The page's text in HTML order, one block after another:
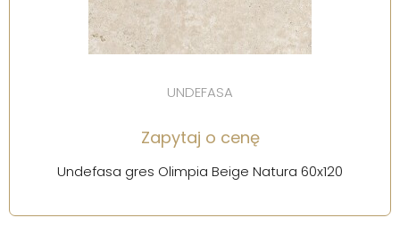
UNDEFASA
Zapytaj o cenę
Undefasa gres Olimpia Beige Natura 60x120